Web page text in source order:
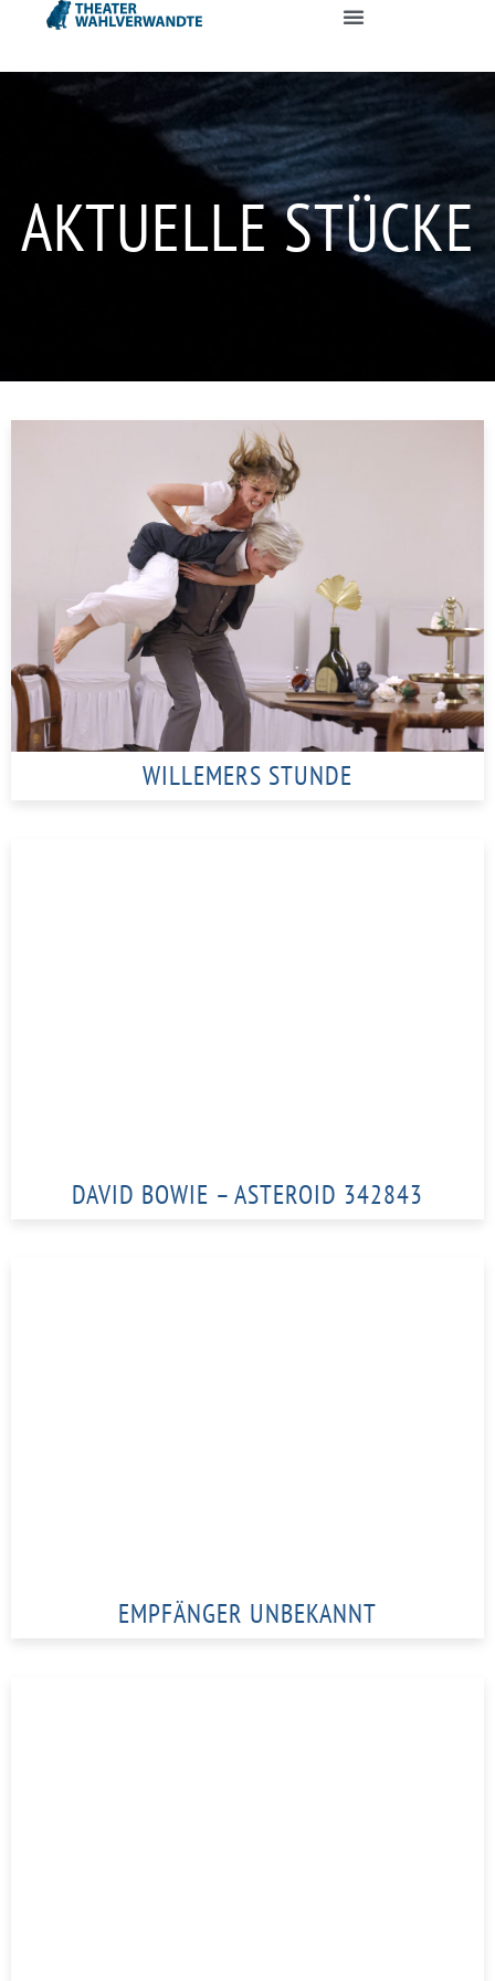
AKTUELLE STÜCKE
WILLEMERS STUNDE
DAVID BOWIE – ASTEROID 342843
EMPFÄNGER UNBEKANNT